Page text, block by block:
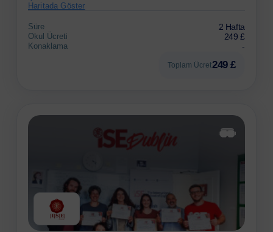
Haritada Göster
Süre 2 Hafta
Okul Ücreti 249 £
Konaklama -
Toplam Ücret249 £